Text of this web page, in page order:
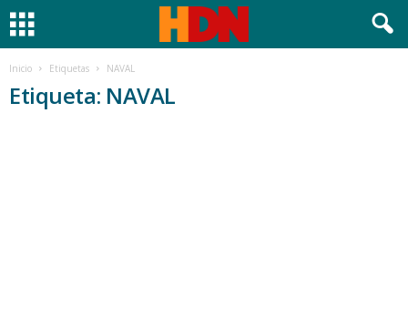
Inicio Etiquetas NAVAL
Etiqueta: NAVAL